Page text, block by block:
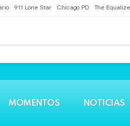
911 Lone Star Chicago PD The
MOMENTOS NOTICIAS